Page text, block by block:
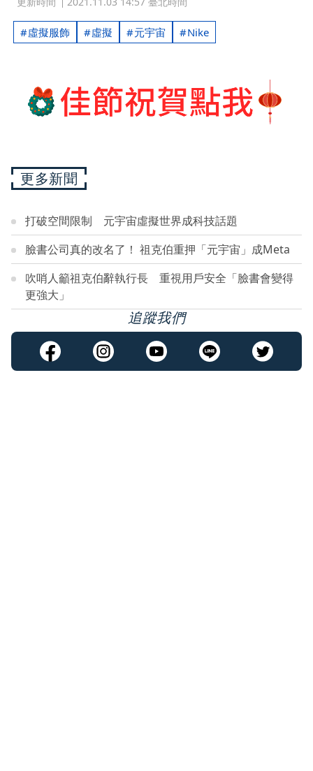
虛擬服飾 虛擬 元宇宙 Nike
更多新聞
打破空間限制 元宇宙虛擬世界成科技話題
臉書公司真的改名了！ 祖克伯重押「元宇宙」成Meta
吹哨人籲祖克伯辭執行長 重視用戶安全「臉書會變得
更強大」
追蹤我們